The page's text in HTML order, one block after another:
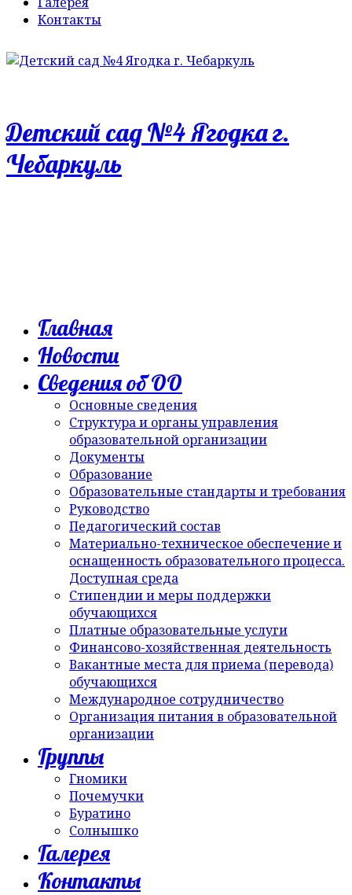
Контакты
Детский сад №4 Ягодка г.
Чебаркуль
Главная
Новости
Сведения об ОО
Основные сведения
Структура и органы управления
образовательной организации
Документы
Образование
Образовательные стандарты и требования
Руководство
Педагогический состав
Материально-техническое обеспечение и
оснащенность образовательного процесса.
Доступная среда
Стипендии и меры поддержки
обучающихся
Платные образовательные услуги
Финансово-хозяйственная деятельность
Вакантные места для приема (перевода)
обучающихся
Международное сотрудничество
Организация питания в образовательной
организации
Группы
Гномики
Почемучки
Буратино
Солнышко
Галерея
Контакты